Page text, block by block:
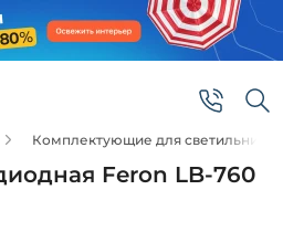
Комплектующие для светильников
Feron LB-760